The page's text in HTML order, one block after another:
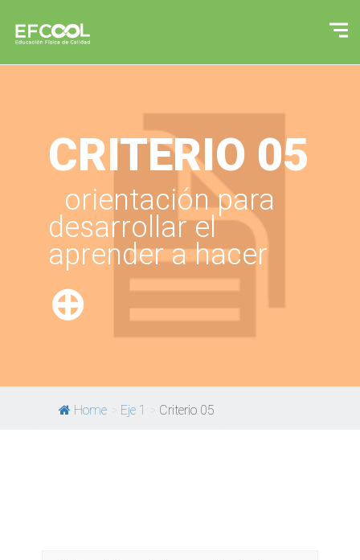
CRITERIO 05
orientación para
desarrollar el
aprender a hacer
⊕
Home Eje 1 Criterio 05